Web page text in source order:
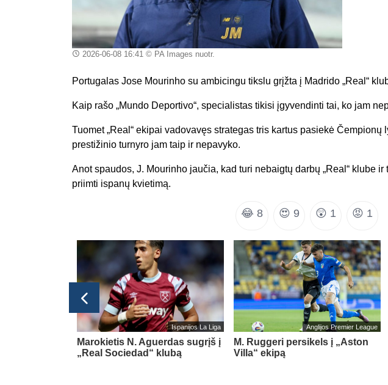
2026-06-08 16:41 © PA Images nuotr.
Portugalas Jose Mourinho su ambicingu tikslu grįžta į Madrido „Real“
Kaip rašo „Mundo Deportivo“, specialistas tikisi įgyvendinti tai, ko jam
Tuomet „Real“ ekipai vadovavęs strategas tris kartus pasiekė
prestižinio turnyro jam taip ir nepavyko.
Anot spaudos, J. Mourinho jaučia, kad turi nebaigtų darbų „Real“ klube
priimti ispanų kvietimą.
😂 8 😍 9 😲 1 😡 1
Ispanijos La Liga
Marokietis N. Aguerdas sugrįš į
„Real Sociedad“ klubą
Anglijos Premier League
M. Ruggeri persikels į „Aston
Villa“ ekipą